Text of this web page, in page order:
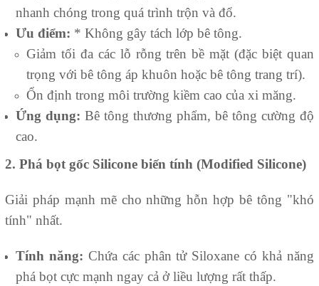
nhanh chóng trong quá trình trộn và đổ.
Ưu điểm: * Không gây tách lớp bê tông.
Giảm tối đa các lỗ rỗng trên bề mặt (đặc biệt quan
trọng với bê tông áp khuôn hoặc bê tông trang trí).
Ổn định trong môi trường kiềm cao của xi măng.
Ứng dụng: Bê tông thương phẩm, bê tông cường độ
cao.
2. Phá bọt gốc Silicone biến tính (Modified Silicone)
Giải pháp mạnh mẽ cho những hỗn hợp bê tông "khó
tính" nhất.
Tính năng: Chứa các phân tử Siloxane có khả năng
phá bọt cực mạnh ngay cả ở liều lượng rất thấp.